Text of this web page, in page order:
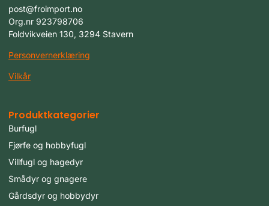
post@froimport.no
Org.nr 923798706
Foldvikveien 130, 3294 Stavern
Personvernerklæring
Vilkår
Produktkategorier
Burfugl
Fjørfe og hobbyfugl
Villfugl og hagedyr
Smådyr og gnagere
Gårdsdyr og hobbydyr